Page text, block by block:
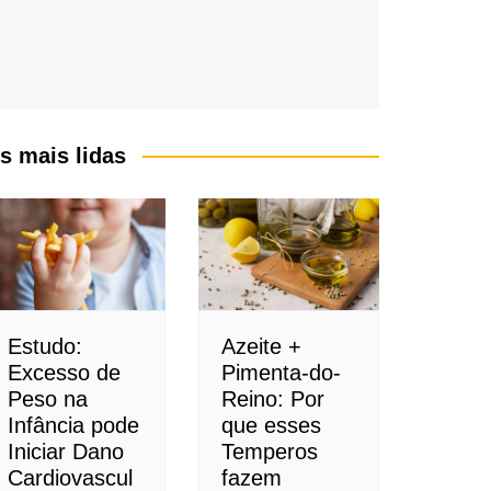
mais lidas
Estudo:
Excesso de
Peso na
Infância pode
Iniciar Dano
Cardiovascul
Azeite +
Pimenta-do-
Reino: Por
que esses
Temperos
fazem